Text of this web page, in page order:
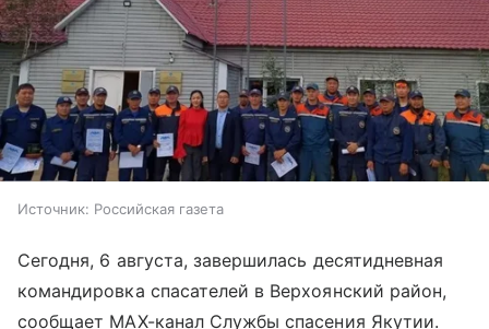
Источник: Российская газета
Сегодня, 6 августа, завершилась десятидневная
командировка спасателей в Верхоянский район,
сообщает МАХ-канал Службы спасения Якутии.